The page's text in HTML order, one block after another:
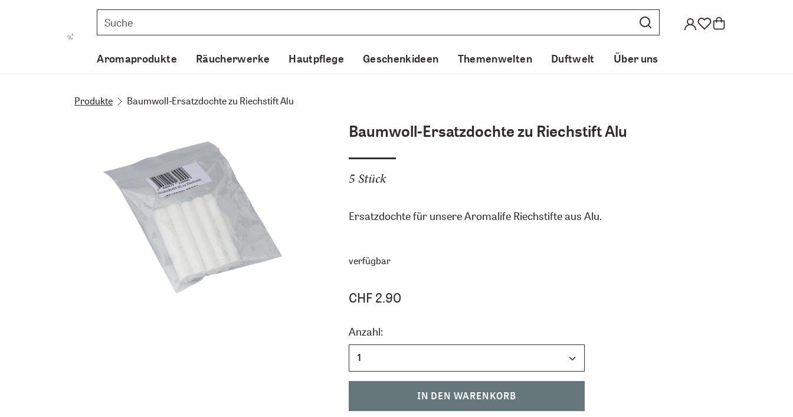
Aromaprodukte Räucherwerke Hautpflege Geschenkideen Themenwelten Duftwelt Über uns
Produkte Baumwoll-Ersatzdochte zu Riechstift Alu
Baumwoll-Ersatzdochte zu Riechstift Alu
5 Stück
Ersatzdochte für unsere Aromalife Riechstifte aus Alu.
verfügbar
CHF 2.90
Anzahl:
IN DEN WARENKORB